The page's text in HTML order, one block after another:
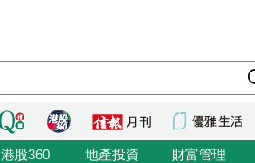
港股360 地產投資 財富管理